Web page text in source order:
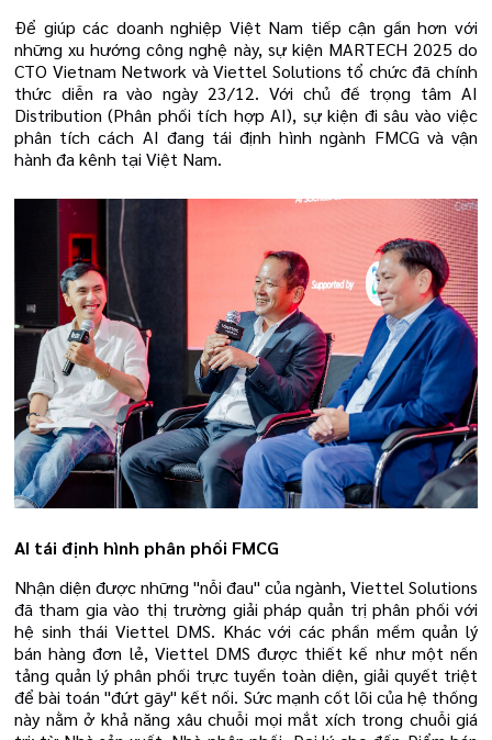
Để giúp các doanh nghiệp Việt Nam tiếp cận gần hơn với
những xu hướng công nghệ này, sự kiện MARTECH 2025 do
CTO Vietnam Network và Viettel Solutions tổ chức đã chính
thức diễn ra vào ngày 23/12. Với chủ đề trọng tâm AI
Distribution (Phân phối tích hợp AI), sự kiện đi sâu vào việc
phân tích cách AI đang tái định hình ngành FMCG và vận
hành đa kênh tại Việt Nam.
AI tái định hình phân phối FMCG
Nhận diện được những "nỗi đau" của ngành, Viettel Solutions
đã tham gia vào thị trường giải pháp quản trị phân phối với
hệ sinh thái Viettel DMS. Khác với các phần mềm quản lý
bán hàng đơn lẻ, Viettel DMS được thiết kế như một nền
tảng quản lý phân phối trực tuyến toàn diện, giải quyết triệt
để bài toán "đứt gãy" kết nối. Sức mạnh cốt lõi của hệ thống
này nằm ở khả năng xâu chuỗi mọi mắt xích trong chuỗi giá